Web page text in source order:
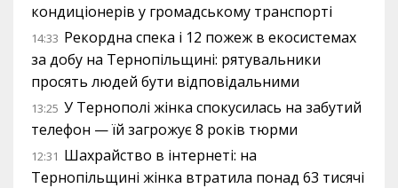
кондиціонерів у громадському транспорті
14:33 Рекордна спека і 12 пожеж в екосистемах
за добу на Тернопільщині: рятувальники
просять людей бути відповідальними
13:25 У Тернополі жінка спокусилась на забутий
телефон — їй загрожує 8 років тюрми
12:31 Шахрайство в інтернеті: на
Тернопільщині жінка втратила понад 63 тисячі